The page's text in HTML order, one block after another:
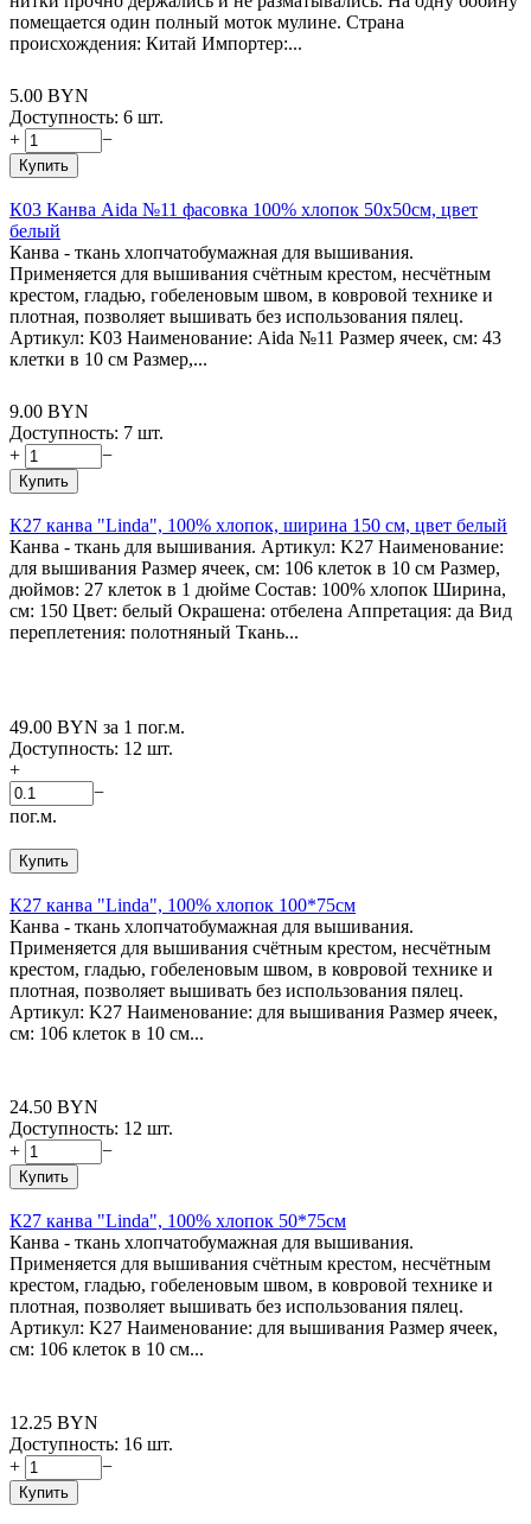
помещается один полный моток мулине. Страна
происхождения: Китай Импортер:...
5.00 BYN
Доступность: 6 шт.
+
−
Купить
К03 Канва Aida №11 фасовка 100% хлопок 50х50см, цвет
белый
Канва - ткань хлопчатобумажная для вышивания.
Применяется для вышивания счётным крестом, несчётным
крестом, гладью, гобеленовым швом, в ковровой технике и
плотная, позволяет вышивать без использования пялец.
Артикул: K03 Наименование: Aida №11 Размер ячеек, см: 43
клетки в 10 см Размер,...
9.00 BYN
Доступность: 7 шт.
+
−
Купить
К27 канва "Linda", 100% хлопок, ширина 150 см, цвет белый
Канва - ткань для вышивания. Артикул: K27 Наименование:
для вышивания Размер ячеек, см: 106 клеток в 10 см Размер,
дюймов: 27 клеток в 1 дюйме Состав: 100% хлопок Ширина,
см: 150 Цвет: белый Окрашена: отбелена Аппретация: да Вид
переплетения: полотняный Ткань...
49.00 BYN за 1 пог.м.
Доступность: 12 шт.
+
−
пог.м.
Купить
К27 канва "Linda", 100% хлопок 100*75см
Канва - ткань хлопчатобумажная для вышивания.
Применяется для вышивания счётным крестом, несчётным
крестом, гладью, гобеленовым швом, в ковровой технике и
плотная, позволяет вышивать без использования пялец.
Артикул: K27 Наименование: для вышивания Размер ячеек,
см: 106 клеток в 10 см...
24.50 BYN
Доступность: 12 шт.
+
−
Купить
К27 канва "Linda", 100% хлопок 50*75см
Канва - ткань хлопчатобумажная для вышивания.
Применяется для вышивания счётным крестом, несчётным
крестом, гладью, гобеленовым швом, в ковровой технике и
плотная, позволяет вышивать без использования пялец.
Артикул: K27 Наименование: для вышивания Размер ячеек,
см: 106 клеток в 10 см...
12.25 BYN
Доступность: 16 шт.
+
−
Купить